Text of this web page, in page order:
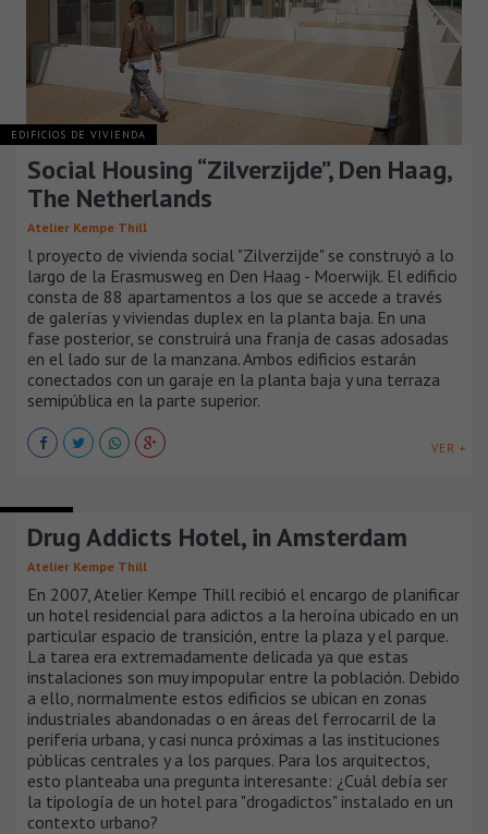
EDIFICIOS DE VIVIENDA
Social Housing “Zilverzijde”, Den Haag,
The Netherlands
Atelier Kempe Thill
l proyecto de vivienda social "Zilverzijde" se construyó a lo
largo de la Erasmusweg en Den Haag - Moerwijk. El edificio
consta de 88 apartamentos a los que se accede a través
de galerías y viviendas duplex en la planta baja. En una
fase posterior, se construirá una franja de casas adosadas
en el lado sur de la manzana. Ambos edificios estarán
conectados con un garaje en la planta baja y una terraza
semipública en la parte superior.
VER +
Drug Addicts Hotel, in Amsterdam
Atelier Kempe Thill
En 2007, Atelier Kempe Thill recibió el encargo de planificar
un hotel residencial para adictos a la heroína ubicado en un
particular espacio de transición, entre la plaza y el parque.
La tarea era extremadamente delicada ya que estas
instalaciones son muy impopular entre la población. Debido
a ello, normalmente estos edificios se ubican en zonas
industriales abandonadas o en áreas del ferrocarril de la
periferia urbana, y casi nunca próximas a las instituciones
públicas centrales y a los parques. Para los arquitectos,
esto planteaba una pregunta interesante: ¿Cuál debía ser
la tipología de un hotel para "drogadictos" instalado en un
contexto urbano?